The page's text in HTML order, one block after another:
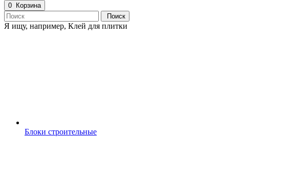
0
Корзина
Поиск
Я ищу, например, Клей для плитки
Блоки строительные